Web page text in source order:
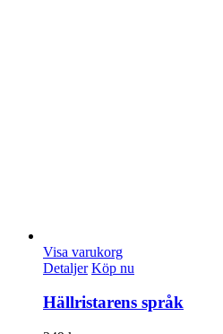
Visa varukorg
Detaljer Köp nu
Hällristarens språk